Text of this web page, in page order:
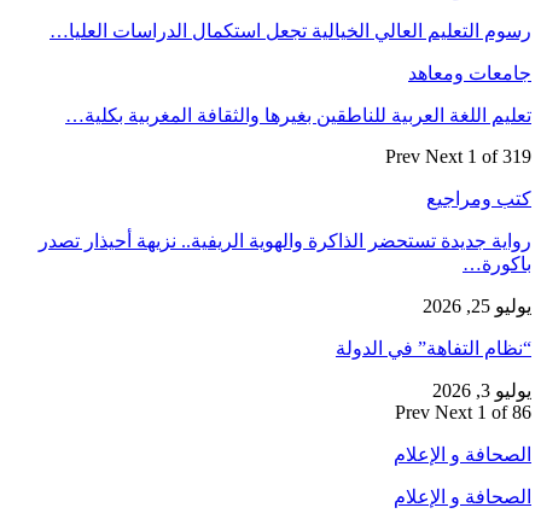
رسوم التعليم العالي الخيالية تجعل استكمال الدراسات العليا…
جامعات ومعاهد
تعليم اللغة العربية للناطقين بغيرها والثقافة المغربية بكلية…
Prev Next 1 of 319
كتب ومراجيع
رواية جديدة تستحضر الذاكرة والهوية الريفية.. نزيهة أحيذار تصدر
باكورة…
يوليو 25, 2026
“نظام التفاهة” في الدولة
يوليو 3, 2026
Prev Next 1 of 86
الصحافة و الإعلام
الصحافة و الإعلام